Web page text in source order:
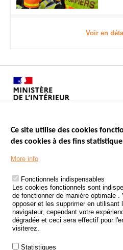
Voir en
Menu
Footer
LES SITES PUBLICS
ÉTAT DE L’INSÉCURITÉ ROUTIÈRE
TRAITEMENT DES DONNÉES
LA ROUTE
ETUDES ET RECHERCHES
APPEL À PROJETS
POLITIQUE DE SÉCURITÉ ROUTIÈRE
Ce site utilise des cookies
des cookies à des fins
More info
Fonctionnels indispensables
Les cookies fonctionnels sont
de fonctionner de manière optimale
opposer et les supprimer en utilisant
navigateur, cependant votre
dégradée et ceci sera effectif pour
visiterez.
Statistiques